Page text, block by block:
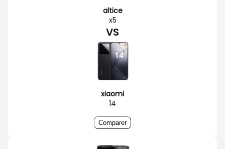
altice
x5
VS
xiaomi
14
Comparer